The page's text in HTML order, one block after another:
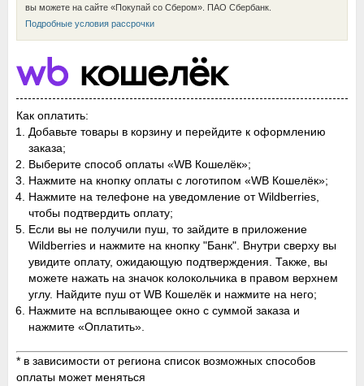
вы можете на сайте «Покупай со Сбером». ПАО Сбербанк.
Подробные условия рассрочки
Как оплатить:
Добавьте товары в корзину и перейдите к оформлению
заказа;
Выберите способ оплаты «WB Кошелёк»;
Нажмите на кнопку оплаты с логотипом «WB Кошелёк»;
Нажмите на телефоне на уведомление от Wildberries,
чтобы подтвердить оплату;
Если вы не получили пуш, то зайдите в приложение
Wildberries и нажмите на кнопку "Банк". Внутри сверху вы
увидите оплату, ожидающую подтверждения. Также, вы
можете нажать на значок колокольчика в правом верхнем
углу. Найдите пуш от WB Кошелёк и нажмите на него;
Нажмите на всплывающее окно с суммой заказа и
нажмите «Оплатить».
* в зависимости от региона список возможных способов
оплаты может меняться